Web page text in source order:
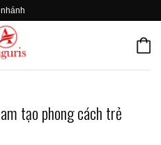
tạo phong cách trẻ